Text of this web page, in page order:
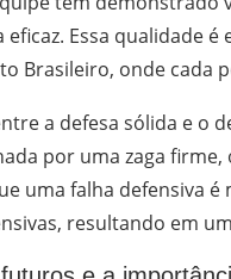
eficaz. Essa qualidade
Brasileiro, onde cada
a defesa sólida e o
por uma zaga firme,
uma falha defensiva
resultando em